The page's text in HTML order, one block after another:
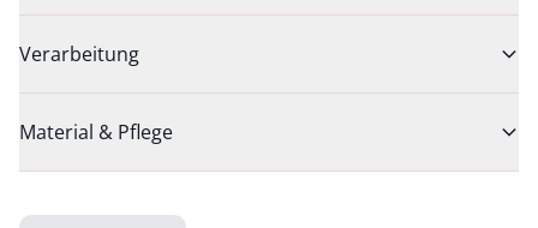
Verarbeitung
Material & Pflege